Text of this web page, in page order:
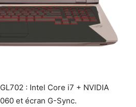
: Intel Core i7 + NVIDIA
et écran G-Sync.